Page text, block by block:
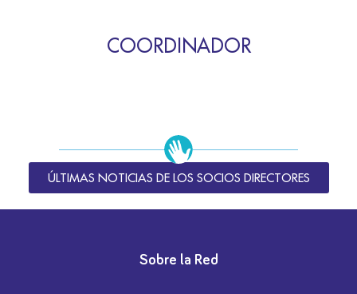
COORDINADOR
ÚLTIMAS NOTICIAS DE LOS SOCIOS DIRECTORES
Sobre la Red